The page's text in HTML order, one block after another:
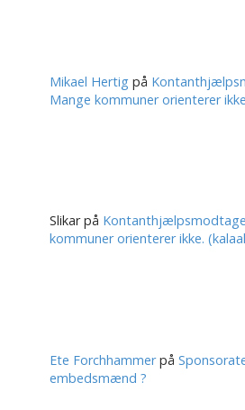
Mikael Hertig på
Mange kommuner orienterer
Slikarpå
kommuner orienterer ikke.
Ete Forchhammerpå
embedsmænd ?